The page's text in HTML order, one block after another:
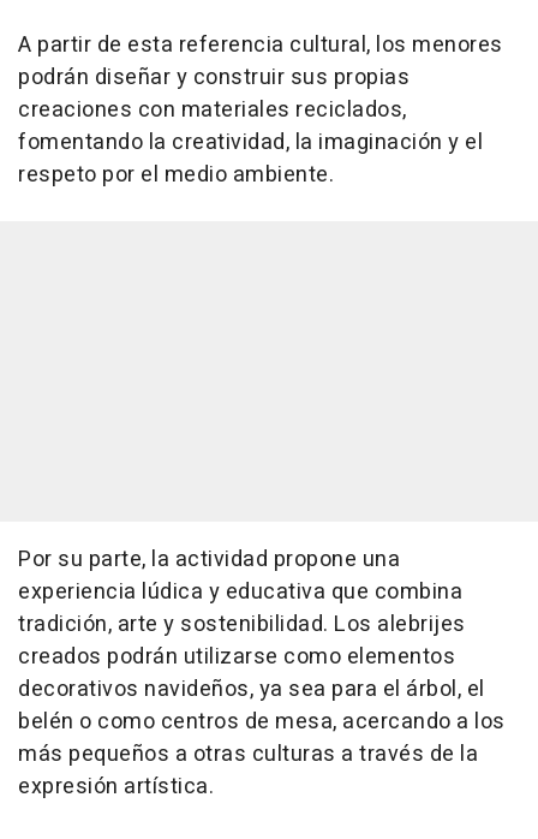
A partir de esta referencia cultural, los menores
podrán diseñar y construir sus propias
creaciones con materiales reciclados,
fomentando la creatividad, la imaginación y el
respeto por el medio ambiente.
Por su parte, la actividad propone una
experiencia lúdica y educativa que combina
tradición, arte y sostenibilidad. Los alebrijes
creados podrán utilizarse como elementos
decorativos navideños, ya sea para el árbol, el
belén o como centros de mesa, acercando a los
más pequeños a otras culturas a través de la
expresión artística.